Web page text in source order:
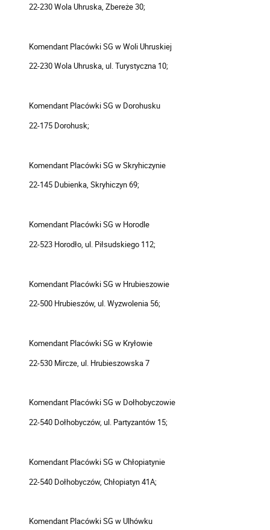
22-230 Wola Uhruska, Zbereże 30;
Komendant Placówki SG w Woli Uhruskiej
22-230 Wola Uhruska, ul. Turystyczna 10;
Komendant Placówki SG w Dorohusku
22-175 Dorohusk;
Komendant Placówki SG w Skryhiczynie
22-145 Dubienka, Skryhiczyn 69;
Komendant Placówki SG w Horodle
22-523 Horodło, ul. Piłsudskiego 112;
Komendant Placówki SG w Hrubieszowie
22-500 Hrubieszów, ul. Wyzwolenia 56;
Komendant Placówki SG w Kryłowie
22-530 Mircze, ul. Hrubieszowska 7
Komendant Placówki SG w Dołhobyczowie
22-540 Dołhobyczów, ul. Partyzantów 15;
Komendant Placówki SG w Chłopiatynie
22-540 Dołhobyczów, Chłopiatyn 41A;
Komendant Placówki SG w Ulhówku